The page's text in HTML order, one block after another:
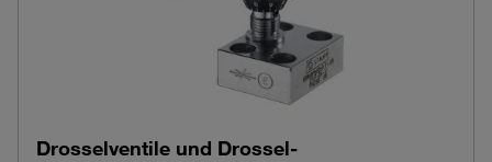
Drosselventile und Drossel-